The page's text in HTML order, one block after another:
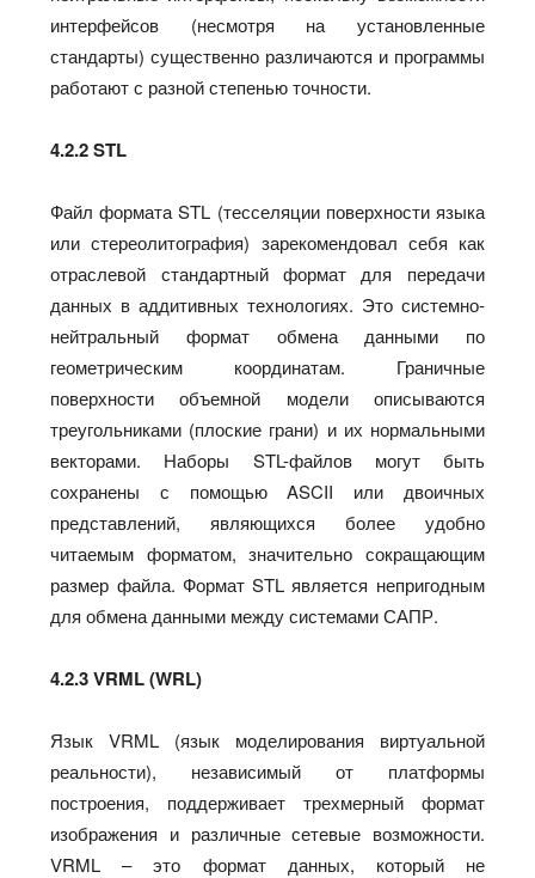
интерфейсов (несмотря на установленные
стандарты) существенно различаются и программы
работают с разной степенью точности.
4.2.2 STL
Файл формата STL (тесселяции поверхности языка
или стереолитография) зарекомендовал себя как
отраслевой стандартный формат для передачи
данных в аддитивных технологиях. Это системно-
нейтральный формат обмена данными по
геометрическим координатам. Граничные
поверхности объемной модели описываются
треугольниками (плоские грани) и их нормальными
векторами. Наборы STL-файлов могут быть
сохранены с помощью ASCII или двоичных
представлений, являющихся более удобно
читаемым форматом, значительно сокращающим
размер файла. Формат STL является непригодным
для обмена данными между системами САПР.
4.2.3 VRML (WRL)
Язык VRML (язык моделирования виртуальной
реальности), независимый от платформы
построения, поддерживает трехмерный формат
изображения и различные сетевые возможности.
VRML – это формат данных, который не